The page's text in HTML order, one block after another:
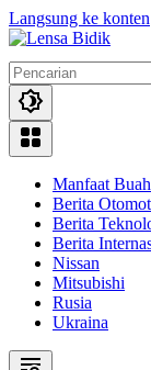
Langsung ke konten
Manfaat Buah
Berita
Berita
Berita
Nissan
Mitsubishi
Rusia
Ukraina